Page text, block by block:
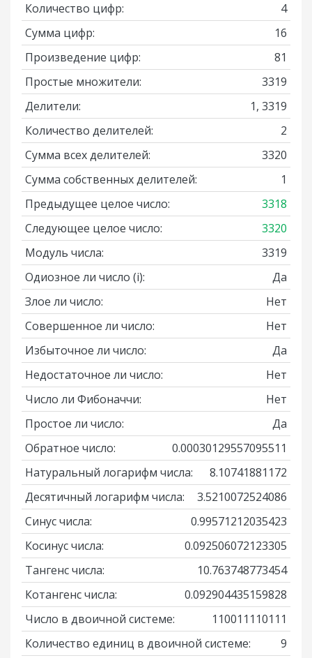
Количество цифр:
4
Сумма цифр:
16
Произведение цифр:
81
Простые множители:
3319
Делители:
1, 3319
Количество делителей:
2
Сумма всех делителей:
3320
Сумма собственных делителей:
1
Предыдущее целое число:
3318
Следующее целое число:
3320
Модуль числа:
3319
Одиозное ли число (i):
Да
Злое ли число:
Нет
Совершенное ли число:
Нет
Избыточное ли число:
Да
Недостаточное ли число:
Нет
Число ли Фибоначчи:
Нет
Простое ли число:
Да
Обратное число:
0.00030129557095511
Натуральный логарифм числа:
8.10741881172
Десятичный логарифм числа:
3.5210072524086
Синус числа:
0.99571212035423
Косинус числа:
0.092506072123305
Тангенс числа:
10.763748773454
Котангенс числа:
0.092904435159828
Число в двоичной системе:
110011110111
Количество единиц в двоичной системе:
9